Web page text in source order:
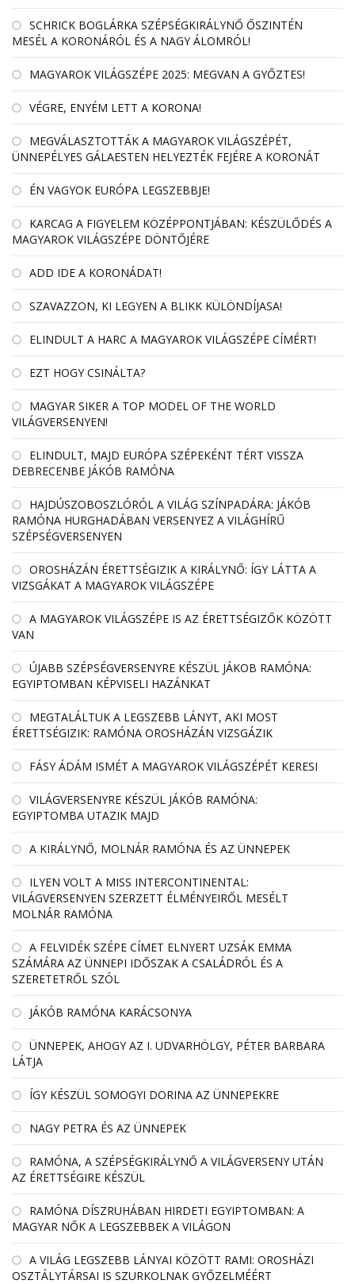
SCHRICK BOGLÁRKA SZÉPSÉGKIRÁLYNŐ ŐSZINTÉN
MESÉL A KORONÁRÓL ÉS A NAGY ÁLOMRÓL!
MAGYAROK VILÁGSZÉPE 2025: MEGVAN A GYŐZTES!
VÉGRE, ENYÉM LETT A KORONA!
MEGVÁLASZTOTTÁK A MAGYAROK VILÁGSZÉPÉT,
ÜNNEPÉLYES GÁLAESTEN HELYEZTÉK FEJÉRE A KORONÁT
ÉN VAGYOK EURÓPA LEGSZEBBJE!
KARCAG A FIGYELEM KÖZÉPPONTJÁBAN: KÉSZÜLŐDÉS A
MAGYAROK VILÁGSZÉPE DÖNTŐJÉRE
ADD IDE A KORONÁDAT!
SZAVAZZON, KI LEGYEN A BLIKK KÜLÖNDÍJASA!
ELINDULT A HARC A MAGYAROK VILÁGSZÉPE CÍMÉRT!
EZT HOGY CSINÁLTA?
MAGYAR SIKER A TOP MODEL OF THE WORLD
VILÁGVERSENYEN!
ELINDULT, MAJD EURÓPA SZÉPEKÉNT TÉRT VISSZA
DEBRECENBE JÁKÓB RAMÓNA
HAJDÚSZOBOSZLÓRÓL A VILÁG SZÍNPADÁRA: JÁKÓB
RAMÓNA HURGHADÁBAN VERSENYEZ A VILÁGHÍRŰ
SZÉPSÉGVERSENYEN
OROSHÁZÁN ÉRETTSÉGIZIK A KIRÁLYNŐ: ÍGY LÁTTA A
VIZSGÁKAT A MAGYAROK VILÁGSZÉPE
A MAGYAROK VILÁGSZÉPE IS AZ ÉRETTSÉGIZŐK KÖZÖTT
VAN
ÚJABB SZÉPSÉGVERSENYRE KÉSZÜL JÁKOB RAMÓNA:
EGYIPTOMBAN KÉPVISELI HAZÁNKAT
MEGTALÁLTUK A LEGSZEBB LÁNYT, AKI MOST
ÉRETTSÉGIZIK: RAMÓNA OROSHÁZÁN VIZSGÁZIK
FÁSY ÁDÁM ISMÉT A MAGYAROK VILÁGSZÉPÉT KERESI
VILÁGVERSENYRE KÉSZÜL JÁKÓB RAMÓNA:
EGYIPTOMBA UTAZIK MAJD
A KIRÁLYNŐ, MOLNÁR RAMÓNA ÉS AZ ÜNNEPEK
ILYEN VOLT A MISS INTERCONTINENTAL:
VILÁGVERSENYEN SZERZETT ÉLMÉNYEIRŐL MESÉLT
MOLNÁR RAMÓNA
A FELVIDÉK SZÉPE CÍMET ELNYERT UZSÁK EMMA
SZÁMÁRA AZ ÜNNEPI IDŐSZAK A CSALÁDRÓL ÉS A
SZERETETRŐL SZÓL
JÁKÓB RAMÓNA KARÁCSONYA
ÜNNEPEK, AHOGY AZ I. UDVARHÖLGY, PÉTER BARBARA
LÁTJA
ÍGY KÉSZÜL SOMOGYI DORINA AZ ÜNNEPEKRE
NAGY PETRA ÉS AZ ÜNNEPEK
RAMÓNA, A SZÉPSÉGKIRÁLYNŐ A VILÁGVERSENY UTÁN
AZ ÉRETTSÉGIRE KÉSZÜL
RAMÓNA DÍSZRUHÁBAN HIRDETI EGYIPTOMBAN: A
MAGYAR NŐK A LEGSZEBBEK A VILÁGON
A VILÁG LEGSZEBB LÁNYAI KÖZÖTT RAMI: OROSHÁZI
OSZTÁLYTÁRSAI IS SZURKOLNAK GYŐZELMÉÉRT